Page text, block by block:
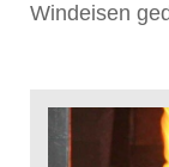
Windeisen